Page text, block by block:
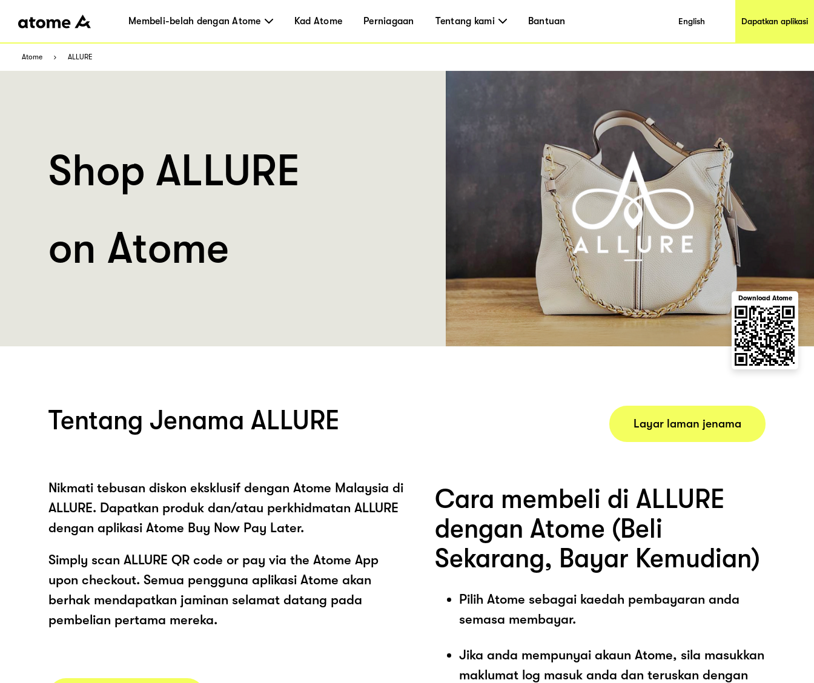
Membeli-belah dengan Atome Kad Atome Perniagaan Tentang kami Bantuan English Dapatkan aplikasi
Atome ALLURE
Shop ALLURE
on Atome
Download Atome
Tentang Jenama ALLURE
Nikmati tebusan diskon eksklusif dengan Atome Malaysia di
ALLURE. Dapatkan produk dan/atau perkhidmatan ALLURE
dengan aplikasi Atome Buy Now Pay Later.
Simply scan ALLURE QR code or pay via the Atome App
upon checkout. Semua pengguna aplikasi Atome akan
berhak mendapatkan jaminan selamat datang pada
pembelian pertama mereka.
Layar laman jenama
Cara membeli di ALLURE
dengan Atome (Beli
Sekarang, Bayar Kemudian)
Pilih Atome sebagai kaedah pembayaran anda
semasa membayar.
Jika anda mempunyai akaun Atome, sila masukkan
maklumat log masuk anda dan teruskan dengan